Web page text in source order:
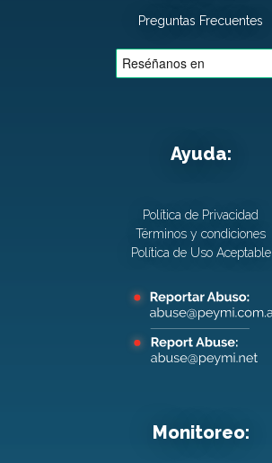
Preguntas Frecuentes
Ayuda:
Política de Privacidad
Términos y condiciones
Política de Uso Aceptable
Monitoreo: